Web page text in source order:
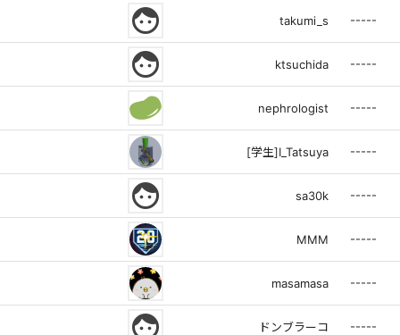
face takumi_s -----
face ktsuchida -----
nephrologist -----
[学生]I_Tatsuya -----
face sa30k -----
MMM -----
masamasa -----
face ドンブラーコ -----